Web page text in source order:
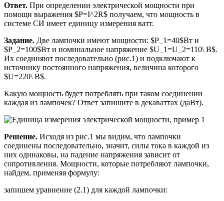
Ответ. При определении электрической мощности при
помощи выражения $P=I^2R$ получаем, что мощность в
системе СИ имеет единицу измерения ватт.
Задание. Две лампочки имеют мощности: $P_1=40$Вт и
$P_2=100$Вт и номинальное напряжение $U_1=U_2=110\ В$.
Их соединяют последовательно (рис.1) и подключают к
источнику постоянного напряжения, величина которого
$U=220\ В$.
Какую мощность будет потреблять при таком соединении
каждая из лампочек? Ответ запишите в декаваттах (даВт).
Решение. Исходя из рис.1 мы видим, что лампочки
соединены последовательно, значит, силы тока в каждой из
них одинаковы, на падение напряжения зависит от
сопротивления. Мощности, которые потребляют лампочки,
найдем, применяя формулу:
запишем уравнение (2.1) для каждой лампочки: